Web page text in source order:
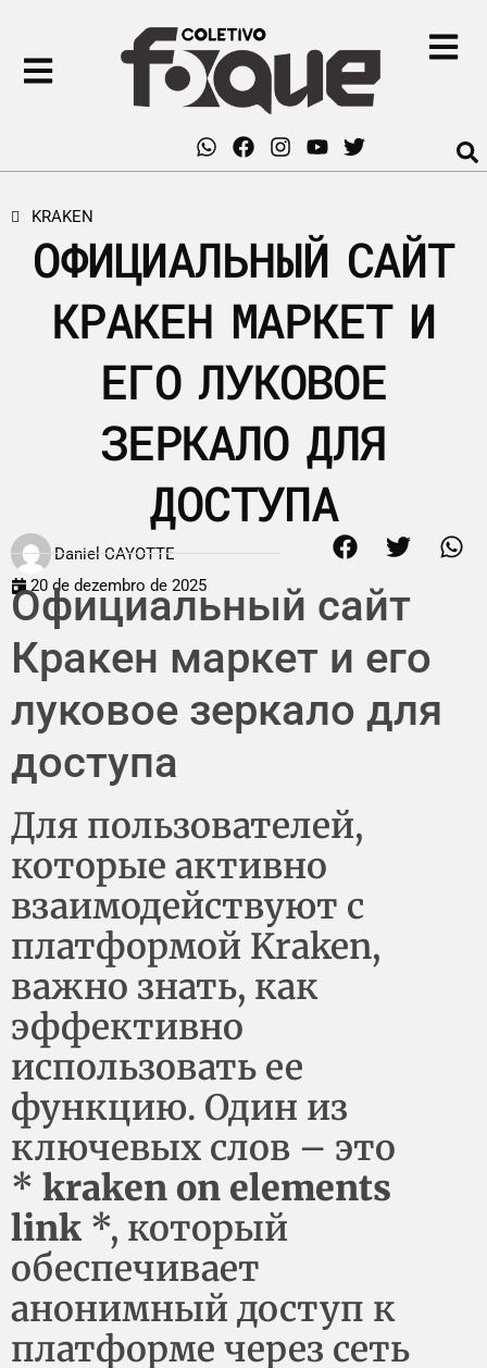
KRAKEN
ОФИЦИАЛЬНЫЙ САЙТ
КРАКЕН МАРКЕТ И
ЕГО ЛУКОВОЕ
ЗЕРКАЛО ДЛЯ
ДОСТУПА
Daniel CAYOTTE
20 de dezembro de 2025
Официальный сайт
Кракен маркет и его
луковое зеркало для
доступа
Для пользователей,
которые активно
взаимодействуют с
платформой Kraken,
важно знать, как
эффективно
использовать ее
функцию. Один из
ключевых слов – это
* kraken on elements
link *, который
обеспечивает
анонимный доступ к
платформе через сеть